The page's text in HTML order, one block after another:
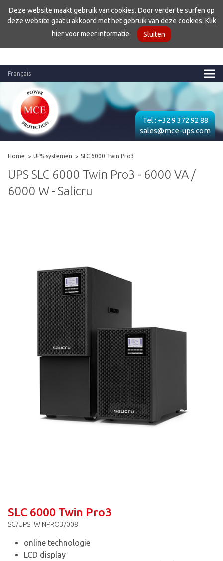
Deze website maakt gebruik van cookies. Door verder te surfen op
deze website gaat u akkoord met het gebruik van deze cookies. Klik
hier voor meer informatie.
Sluiten
Français
Tel.:+32 9 372 92 88
sales@mce-ups.com
Home UPS-systemen SLC 6000 Twin Pro3
UPS SLC 6000 Twin Pro3 - 6000 VA /
6000 W - Salicru
SLC 6000 Twin Pro3
SC/UPSTWINPRO3/008
online technologie
LCD display